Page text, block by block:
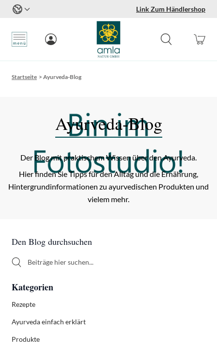
Link Zum Händlershop
Startseite > Ayurveda-Blog
Ayurveda-Blog
Der Blog mit praktischem Wissen über den Ayurveda.
Hier finden Sie Tipps für den Alltag und die Ernährung,
Hintergrundinformationen zu ayurvedischen Produkten und
vielem mehr.
Sidebar
Den Blog durchsuchen
Den Blog durchsuchen
Kategorien
Rezepte
Ayurveda einfach erklärt
Produkte